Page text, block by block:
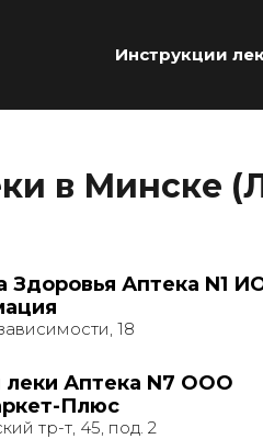
Инструкции
в Минске
Здоровья Аптека N1
18
Аптека N7 ООО
Плюс
тр-т, 45, под. 2